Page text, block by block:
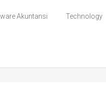
Akuntansi Technology